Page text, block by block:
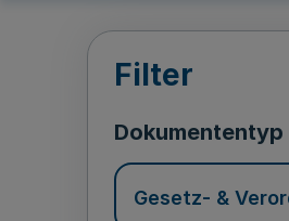
Filter
Dokumententyp
Gesetz- &